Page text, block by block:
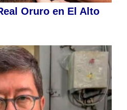
Oruro en El Alto